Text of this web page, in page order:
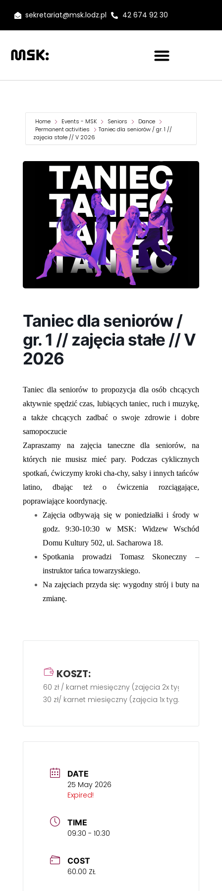
sekretariat@msk.lodz.pl 42 674 92 30
Home Events - MSK Seniors
Dance
Permanent activities
Taniec dla seniorów / gr. 1 //
zajęcia stałe // V 2026
Taniec dla seniorów /
gr. 1 // zajęcia stałe // V
2026
Taniec dla seniorów to propozycja dla osób chcących
aktywnie spędzić czas, lubiących taniec, ruch i muzykę,
a także chcących zadbać o swoje zdrowie i dobre
samopoczucie
Zapraszamy na zajęcia taneczne dla seniorów, na
których nie musisz mieć pary. Podczas cyklicznych
spotkań, ćwiczymy kroki cha-chy, salsy i innych tańców
latino, dbając też o ćwiczenia rozciągające,
poprawiające koordynację.
Zajęcia odbywają się w poniedziałki i środy w
godz. 9:30-10:30 w MSK: Widzew Wschód
Domu Kultury 502, ul. Sacharowa 18.
Spotkania prowadzi Tomasz Skoneczny –
instruktor tańca towarzyskiego.
Na zajęciach przyda się: wygodny strój i buty na
zmianę.
KOSZT:
60 zł / karnet miesięczny (zajęcia 2x tyg.)
30 zł/ karnet miesięczny (zajęcia 1x tyg.)
DATE
25 May 2026
Expired!
TIME
09:30 - 10:30
COST
60.00 ZŁ